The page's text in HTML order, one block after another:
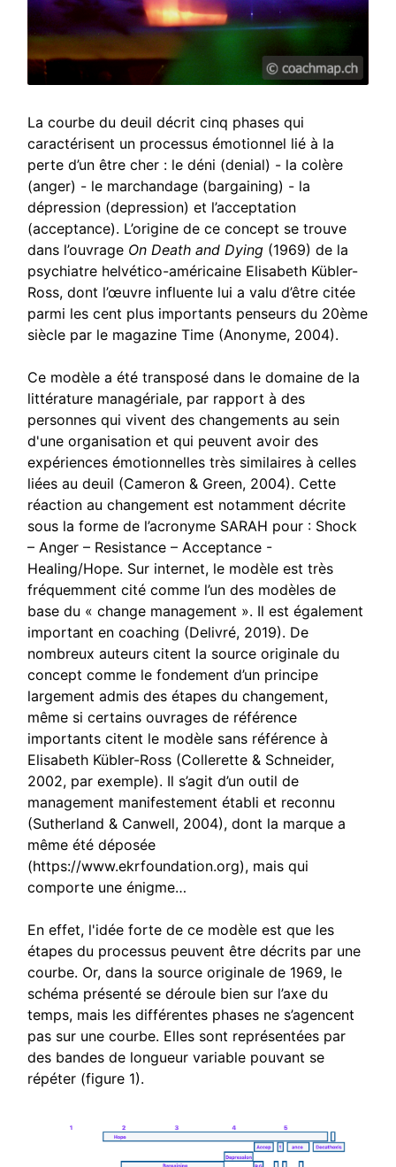
La courbe du deuil décrit cinq phases qui
caractérisent un processus émotionnel lié à la
perte d’un être cher : le déni (denial) - la colère
(anger) - le marchandage (bargaining) - la
dépression (depression) et l’acceptation
(acceptance). L’origine de ce concept se trouve
dans l’ouvrage On Death and Dying (1969) de la
psychiatre helvético-américaine Elisabeth Kübler-
Ross, dont l’œuvre influente lui a valu d’être citée
parmi les cent plus importants penseurs du 20ème
siècle par le magazine Time (Anonyme, 2004).
Ce modèle a été transposé dans le domaine de la
littérature managériale, par rapport à des
personnes qui vivent des changements au sein
d'une organisation et qui peuvent avoir des
expériences émotionnelles très similaires à celles
liées au deuil (Cameron & Green, 2004). Cette
réaction au changement est notamment décrite
sous la forme de l’acronyme SARAH pour : Shock
– Anger – Resistance – Acceptance -
Healing/Hope. Sur internet, le modèle est très
fréquemment cité comme l’un des modèles de
base du « change management ». Il est également
important en coaching (Delivré, 2019). De
nombreux auteurs citent la source originale du
concept comme le fondement d’un principe
largement admis des étapes du changement,
même si certains ouvrages de référence
importants citent le modèle sans référence à
Elisabeth Kübler-Ross (Collerette & Schneider,
2002, par exemple). Il s’agit d’un outil de
management manifestement établi et reconnu
(Sutherland & Canwell, 2004), dont la marque a
même été déposée
(https://www.ekrfoundation.org), mais qui
comporte une énigme…
En effet, l'idée forte de ce modèle est que les
étapes du processus peuvent être décrits par une
courbe. Or, dans la source originale de 1969, le
schéma présenté se déroule bien sur l’axe du
temps, mais les différentes phases ne s’agencent
pas sur une courbe. Elles sont représentées par
des bandes de longueur variable pouvant se
répéter (figure 1).